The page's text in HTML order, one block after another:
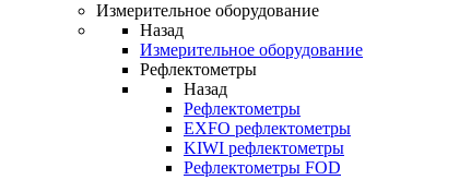
Измерительное оборудование
Назад
Измерительное оборудование
Рефлектометры
Назад
Рефлектометры
EXFO рефлектометры
KIWI рефлектометры
Рефлектометры FOD